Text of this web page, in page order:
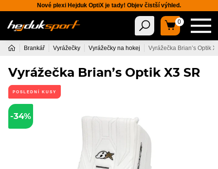
Nové plexi Hejduk OptiX je tady! Objev čistší výhled.
0
Brankář Vyrážečky Vyrážečky na hokej Vyrážečka Brian’s Optik
Vyrážečka Brian’s Optik X3 SR
POSLEDNÍ KUSY
-34%